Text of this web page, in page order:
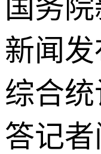
国务
新闻
综合
答记者